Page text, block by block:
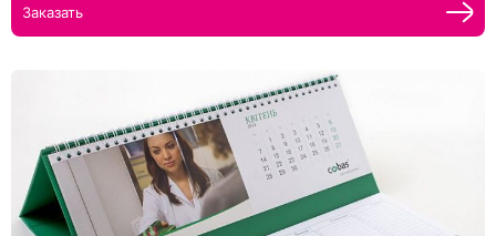
Заказать